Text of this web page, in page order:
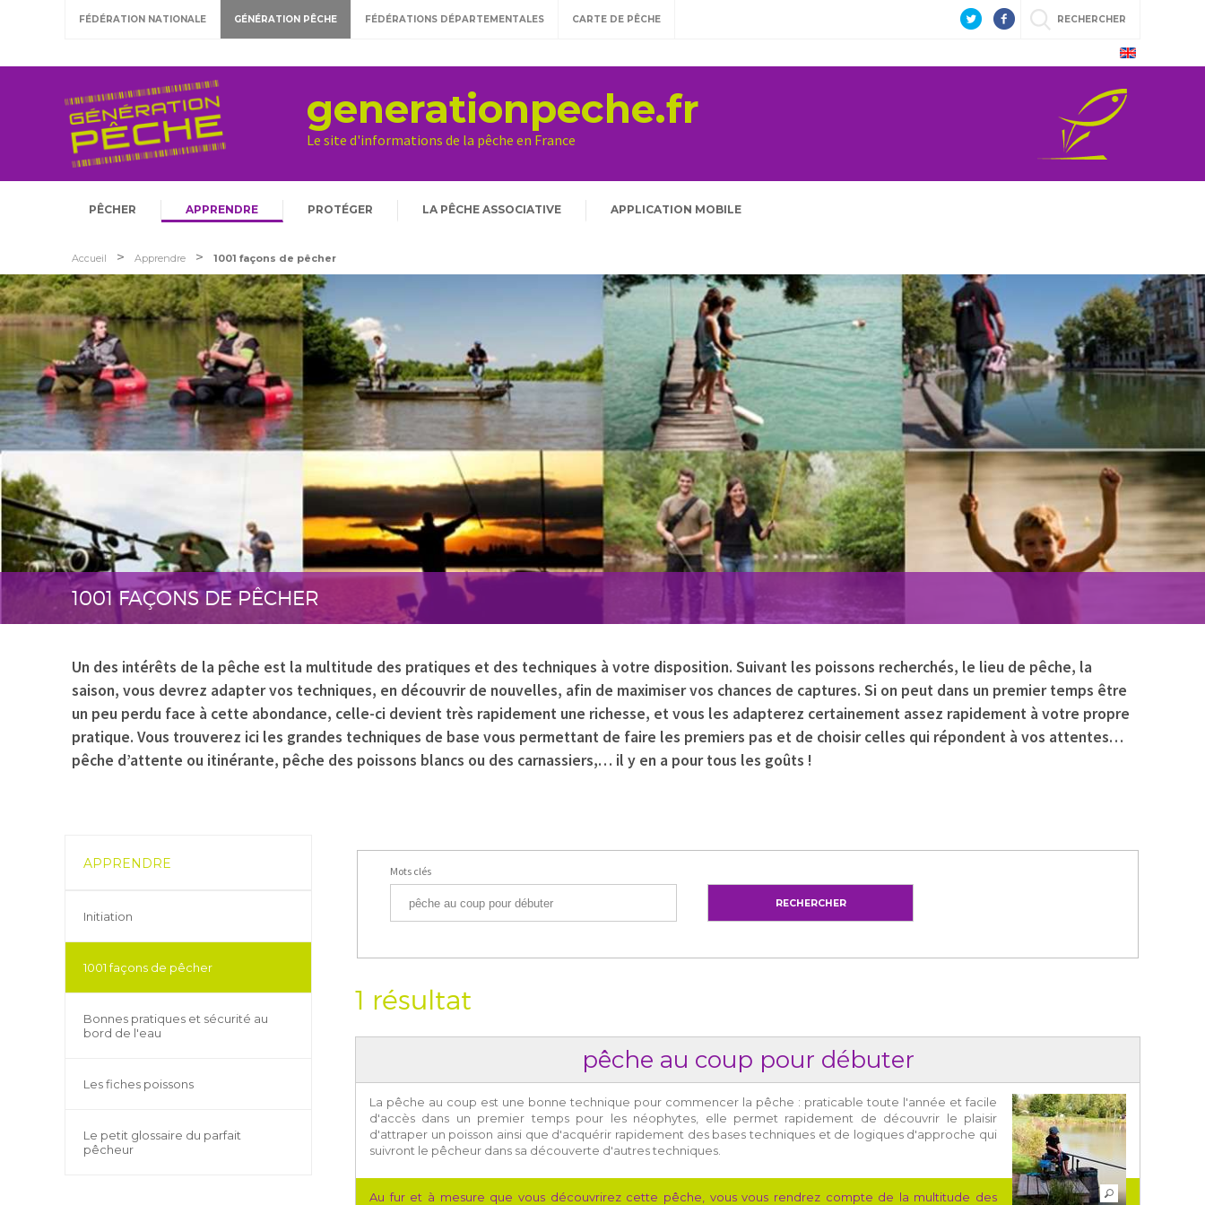
FÉDÉRATION NATIONALE GÉNÉRATION PÊCHE FÉDÉRATIONS DÉPARTEMENTALES CARTE DE PÊCHE RECHERCHER
generationpeche.fr
Le site d'informations de la pêche en France
PÊCHER APPRENDRE PROTÉGER LA PÊCHE ASSOCIATIVE APPLICATION MOBILE
Accueil > Apprendre > 1001 façons de pêcher
1001 FAÇONS DE PÊCHER
Un des intérêts de la pêche est la multitude des pratiques et des techniques à votre disposition. Suivant les poissons recherchés, le lieu de pêche, la
saison, vous devrez adapter vos techniques, en découvrir de nouvelles, afin de maximiser vos chances de captures. Si on peut dans un premier temps être
un peu perdu face à cette abondance, celle-ci devient très rapidement une richesse, et vous les adapterez certainement assez rapidement à votre propre
pratique. Vous trouverez ici les grandes techniques de base vous permettant de faire les premiers pas et de choisir celles qui répondent à vos attentes…
pêche d’attente ou itinérante, pêche des poissons blancs ou des carnassiers,… il y en a pour tous les goûts !
APPRENDRE
Initiation
1001 façons de pêcher
Bonnes pratiques et sécurité au
bord de l'eau
Les fiches poissons
Le petit glossaire du parfait
pêcheur
Mots clés
1 résultat
pêche au coup pour débuter
La pêche au coup est une bonne technique pour commencer la pêche : praticable toute l'année et facile
d'accès dans un premier temps pour les néophytes, elle permet rapidement de découvrir le plaisir
d'attraper un poisson ainsi que d'acquérir rapidement des bases techniques et de logiques d'approche qui
suivront le pêcheur dans sa découverte d'autres techniques.
Au fur et à mesure que vous découvrirez cette pêche, vous vous rendrez compte de la multitude des